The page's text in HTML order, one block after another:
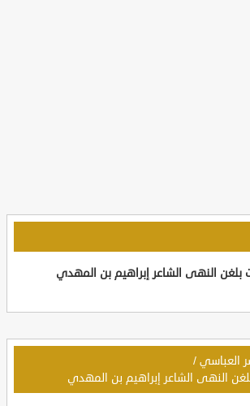
بلغن النهى الشاعر إبراهيم بن المهدي
العباسي /
النهى الشاعر إبراهيم بن المهدي